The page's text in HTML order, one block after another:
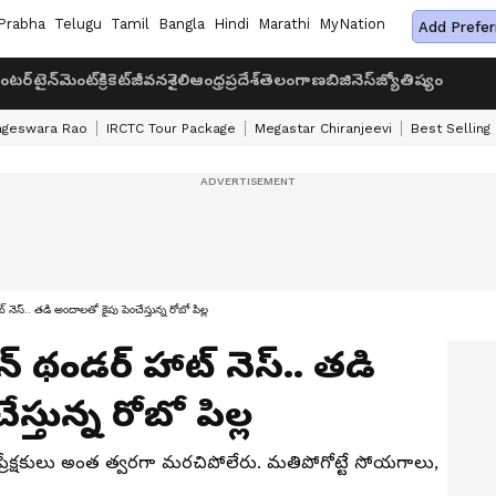
Telugu Tamil Bangla Hindi Marathi MyNation Add
క్రికెట్జీవనశైలిఆంధ్రప్రదేశ్తెలంగాణబిజినెస్జ్యోతిష్యం
Rao IRCTC Tour Package Megastar Chiranjeevi Best Selling
తడి అందాలతో కైపు పెంచేస్తున్న రోబో పిల్ల
థండర్ హాట్ నెస్.. తడి
రోబో పిల్ల
అంత త్వరగా మరచిపోలేరు. మతిపోగోట్టే సోయగాలు,